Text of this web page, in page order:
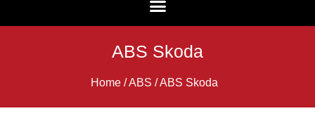
ABS Skoda
Home /ABS /ABS Skoda